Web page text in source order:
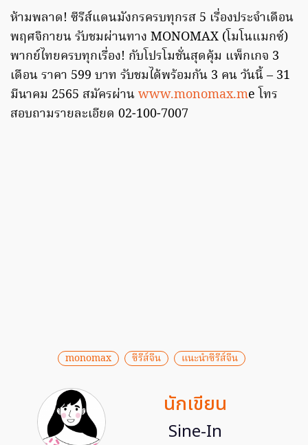
ห้ามพลาด! ซีรีส์แดนมังกรครบทุกรส 5 เรื่องประจำเดือน
พฤศจิกายน รับชมผ่านทาง MONOMAX (โมโนแมกซ์)
พากย์ไทยครบทุกเรื่อง! กับโปรโมชั่นสุดคุ้ม แพ็กเกจ 3
เดือน ราคา 599 บาท รับชมได้พร้อมกัน 3 คน วันนี้ – 31
มีนาคม 2565 สมัครผ่านwww.monomax.me โทร
สอบถามรายละเอียด 02-100-7007
monomax ซีรีส์จีน แนะนำซีรีส์จีน
นักเขียน
Sine-In